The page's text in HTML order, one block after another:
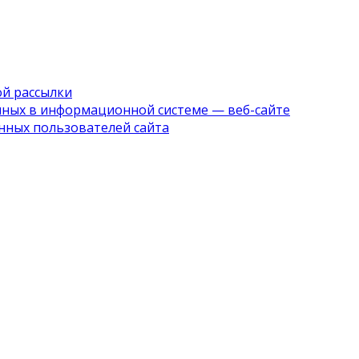
рассылки
в информационной системе — веб-сайте
пользователей сайта